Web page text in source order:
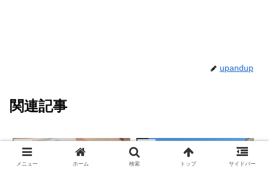
upandup
関連記事
メニュー ホーム 検索 トップ サイドバー